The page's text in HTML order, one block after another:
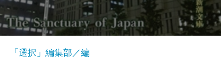
「選択」編集部／編